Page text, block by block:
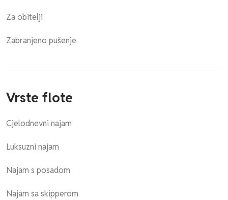
Za obitelji
Zabranjeno pušenje
Vrste flote
Cjelodnevni najam
Luksuzni najam
Najam s posadom
Najam sa skipperom